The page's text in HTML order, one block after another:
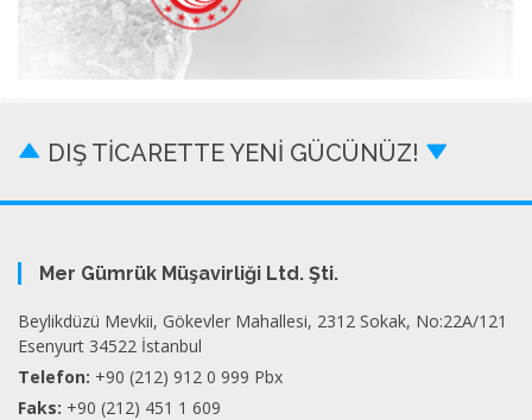
DIŞ TİCARETTE YENİ GÜCÜNÜZ!
Mer Gümrük Müşavirliği Ltd. Şti.
Beylikdüzü Mevkii, Gökevler Mahallesi, 2312 Sokak, No:22A/121
Esenyurt 34522 İstanbul
Telefon: +90 (212) 912 0 999 Pbx
Faks: +90 (212) 451 1 609